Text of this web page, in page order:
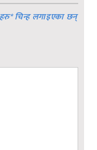
*चिन्ह लगाइएका छन्